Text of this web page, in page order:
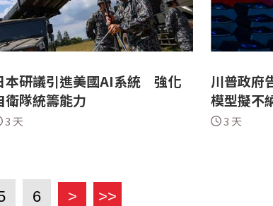
本研議引進美國AI系統 強化
衛隊統籌能力
3 天
川普政府
模型擬不
3 天
6 > >>